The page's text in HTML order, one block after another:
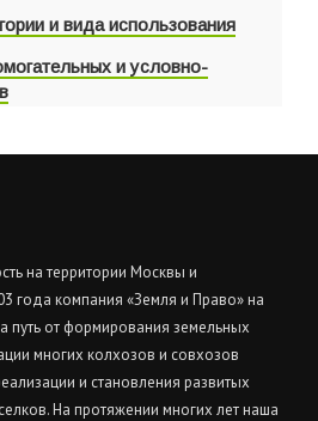
и вида использования
и условно-
на территории Москвы и
года компания «Земля и Право» на
путь от формирования земельных
многих колхозов и совхозов
и становления развитых
На протяжении многих лет наша